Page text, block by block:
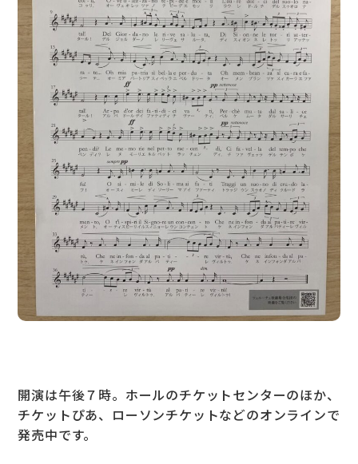
開演は午後７時。ホールのチケットセンターのほか、
チケットぴあ、ローソンチケットなどのオンラインで
発売中です。